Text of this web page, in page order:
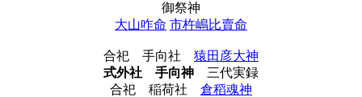
御祭神
大山咋命 市杵嶋比賣命
合祀 手向社 猿田彦大神
式外社
手向神 三代実録
合祀 稲荷社 倉稻魂神